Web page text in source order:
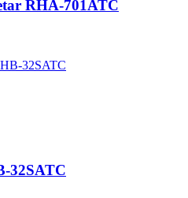
RHA-701ATC
32SATC